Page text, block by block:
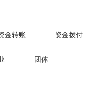
金转账 资金拨付
团体